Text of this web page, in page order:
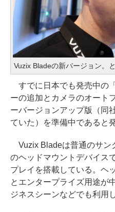
Vuzix Bladeの新バージョン。
すでに日本でも発売中の
ーの追加とカメラのオート
ーバージョンアップ版（同
ていた）を準備中であると
Vuzix Bladeは普通のサン
のヘッドマウントデバイス
プレイを搭載している。ヘ
とエンタープライズ用途が
ジネスシーンなどでも利用